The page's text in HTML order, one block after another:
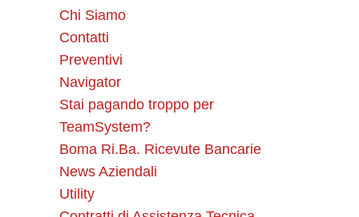
Chi Siamo
Contatti
Preventivi
Navigator
Stai pagando troppo per
TeamSystem?
Boma Ri.Ba. Ricevute Bancarie
News Aziendali
Utility